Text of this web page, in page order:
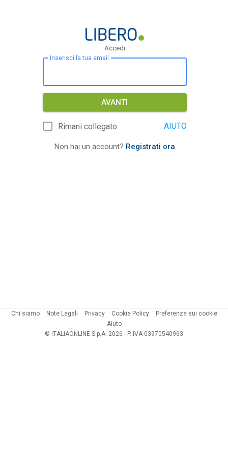
Accedi
Inserisci la tua email
AVANTI
Rimani collegato AIUTO
Non hai un account? Registrati ora
Chi siamo Note Legali Privacy Cookie Policy
Preferenze sui cookie
Aiuto
© ITALIAONLINE S.p.A. 2026 - P. IVA 03970540963